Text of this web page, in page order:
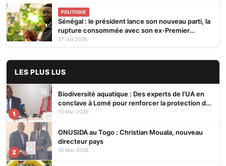
POLITIQUE
Sénégal : le président lance son nouveau parti, la
rupture consommée avec son ex-Premier
ministre
27 Juil 2026
LES PLUS LUS
1
Biodiversité aquatique : Des experts de l’UA en
conclave à Lomé pour renforcer la protection des
écosystèmes
13 Mar 2026
2
ONUSIDA au Togo : Christian Mouala, nouveau
directeur pays
16 Mar 2026